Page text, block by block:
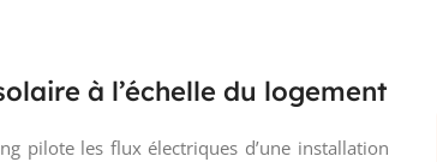
à l’échelle du logement
pilote les flux électriques d’une installation